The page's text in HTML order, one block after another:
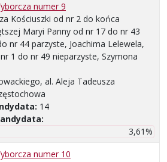
numer 9
Kościuszki od nr 2 do końca
Maryi Panny od nr 17 do nr 43
nr 44 parzyste, Joachima Lelewela,
1 do nr 49 nieparzyste, Szymona
al. Aleja Tadeusza
14
3,61%
numer 10